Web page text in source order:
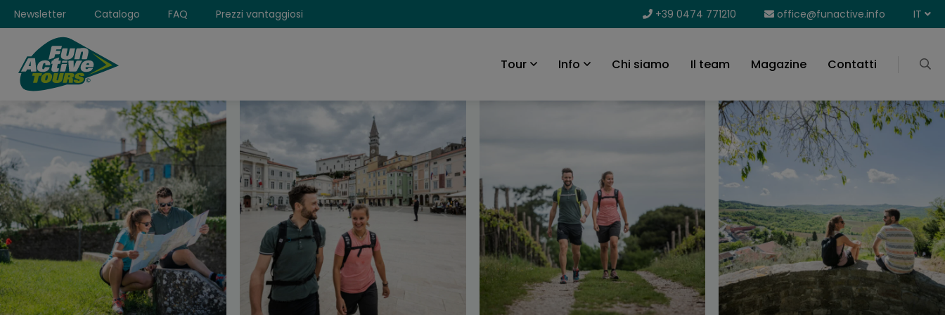
Newsletter Catalogo FAQ Prezzi vantaggiosi +39 0474 771210 office@funactive.info IT
Tour Info Chi siamo Il team Magazine Contatti